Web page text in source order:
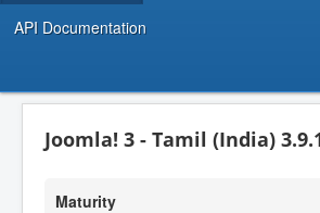
API Documentation
Joomla! 3 - Tamil (India)
Maturity